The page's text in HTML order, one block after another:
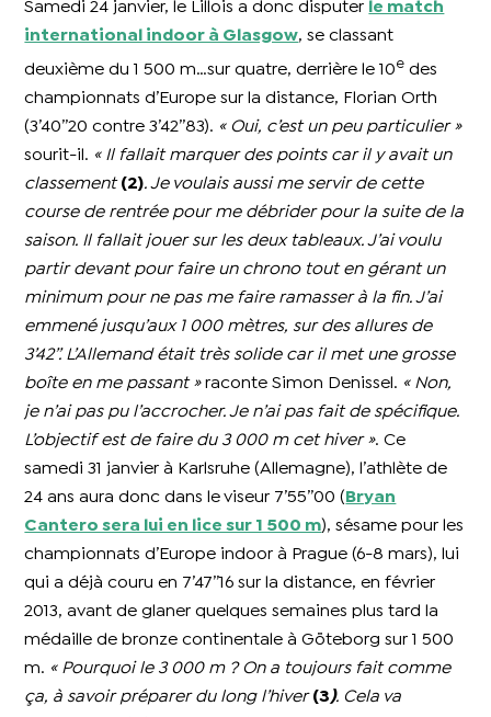
Samedi 24 janvier, le Lillois a donc disputer
le match
international indoor à Glasgow, se classant
deuxième du 1 500 m…sur quatre, derrière le 10e des
championnats d’Europe sur la distance, Florian Orth
(3’40’’20 contre 3’42’’83). « Oui, c’est un peu particulier »
sourit-il. « Il fallait marquer des points car il y avait un
classement (2). Je voulais aussi me servir de cette
course de rentrée pour me débrider pour la suite de la
saison. Il fallait jouer sur les deux tableaux. J’ai voulu
partir devant pour faire un chrono tout en gérant un
minimum pour ne pas me faire ramasser à la fin. J’ai
emmené jusqu’aux 1 000 mètres, sur des allures de
3’42’’. L’Allemand était très solide car il met une grosse
boîte en me passant »raconte Simon Denissel. « Non,
je n’ai pas pu l’accrocher. Je n’ai pas fait de spécifique.
L’objectif est de faire du 3 000 m cet hiver ». Ce
samedi 31 janvier à Karlsruhe (Allemagne), l’athlète de
24 ans aura donc dans le viseur 7’55’’00 ( Bryan
Cantero sera lui en lice sur 1 500 m), sésame pour les
championnats d’Europe indoor à Prague (6-8 mars), lui
qui a déjà couru en 7’47’’16 sur la distance, en février
2013, avant de glaner quelques semaines plus tard la
médaille de bronze continentale à Göteborg sur 1 500
m. « Pourquoi le 3 000 m ? On a toujours fait comme
ça, à savoir préparer du long l’hiver (3 ). Cela va